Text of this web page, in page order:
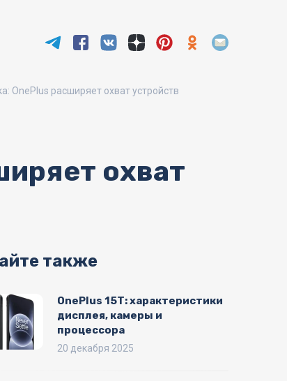
OnePlus расширяет охват устройств
охват
также
OnePlus 15T: характеристики
дисплея, камеры и
процессора
20 декабря 2025